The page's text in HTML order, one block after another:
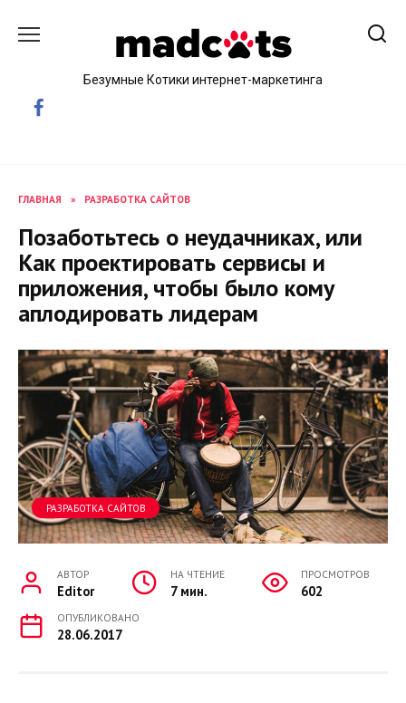
Безумные Котики интернет-маркетинга
ГЛАВНАЯ » РАЗРАБОТКА САЙТОВ
Позаботьтесь о неудачниках, или
Как проектировать сервисы и
приложения, чтобы было кому
аплодировать лидерам
РАЗРАБОТКА САЙТОВ
АВТОР
Editor
НА ЧТЕНИЕ
7 мин.
ПРОСМОТРОВ
602
ОПУБЛИКОВАНО
28.06.2017